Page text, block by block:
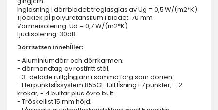
Inglasning i dörrbladet: treglasglas av Ug = 0,5 W/(m2*K).
Tjocklek pĺ polyuretanskum i bladet: 70 mm
Värmeisolering: Ud = 0,7 W/(m2*K)
Ljudisolering: 30dB
Dörrsatsen innehĺller:
- Aluminiumdörr och dörrkarmen;
- dörrhandtag av rostfritt stål;
- 3-delade rullgĺngjärn i samma färg som dörren;
- Flerpunktslĺssystem 855GL: full lĺsning i 7 punkter, - 2
krokar, - 4 bultar plus övre bult
- Tröskellist 15 mm höjd;